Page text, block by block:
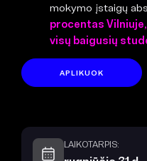
mokymo įstaigų
procentas
visų baigusių
APLIKUOK
LAIKOTARPIS: